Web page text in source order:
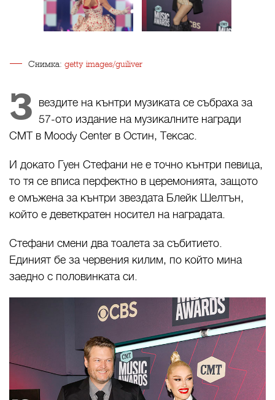
Снимка: getty images/guiliver
З вездите на кънтри музиката се събраха за
57-ото издание на музикалните награди
CMT в Moody Center в Остин, Тексас.
И докато Гуен Стефани не е точно кънтри певица,
то тя се вписа перфектно в церемонията, защото
е омъжена за кънтри звездата Блейк Шелтън,
който е деветкратен носител на наградата.
Стефани смени два тоалета за събитието.
Единият бе за червения килим, по който мина
заедно с половинката си.